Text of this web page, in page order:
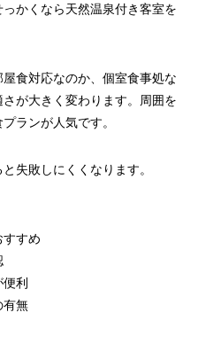
かくなら天然温泉付き客室を
食対応なのか、個室食事処な
が大きく変わります。周囲を
ランが人気です。
失敗しにくくなります。
すすめ
利
有無